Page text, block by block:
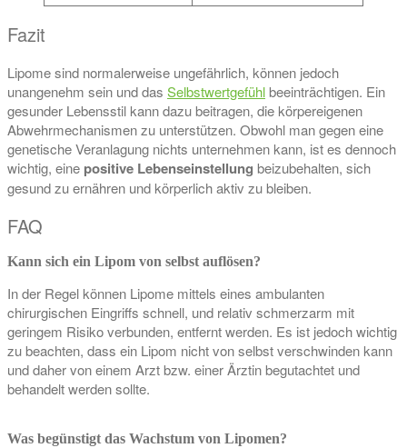
Fazit
Lipome sind normalerweise ungefährlich, können jedoch
unangenehm sein und das Selbstwertgefühlbeeinträchtigen. Ein
gesunder Lebensstil kann dazu beitragen, die körpereigenen
Abwehrmechanismen zu unterstützen. Obwohl man gegen eine
genetische Veranlagung nichts unternehmen kann, ist es dennoch
wichtig, eine positive Lebenseinstellung beizubehalten, sich
gesund zu ernähren und körperlich aktiv zu bleiben.
FAQ
Kann sich ein Lipom von selbst auflösen?
In der Regel können Lipome mittels eines ambulanten
chirurgischen Eingriffs schnell, und relativ schmerzarm mit
geringem Risiko verbunden, entfernt werden. Es ist jedoch wichtig
zu beachten, dass ein Lipom nicht von selbst verschwinden kann
und daher von einem Arzt bzw. einer Ärztin begutachtet und
behandelt werden sollte.
Was begünstigt das Wachstum von Lipomen?